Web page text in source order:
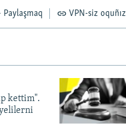
Paylaşmaq VPN-siz oquñız
kettim".